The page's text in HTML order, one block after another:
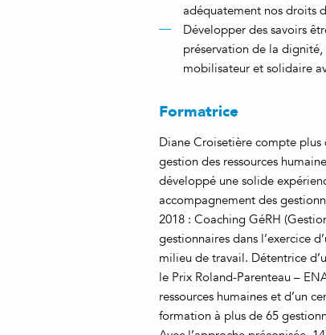
adéquatement nos droits
Développer des savoirs
préservation de la
mobilisateur et solidaire
Formatrice
Diane Croisetière compte plus
gestion des ressources
développé une solide
accompagnement des
2018 : Coaching GéRH
gestionnaires dans l’exercice
milieu de travail. Détentrice
le Prix Roland-Parenteau –
ressources humaines et d’un
formation à plus de 65